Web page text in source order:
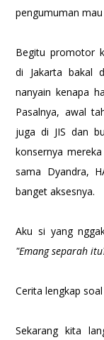
pengumuman
Begitu promotor
di Jakarta bakal
nanyain kenapa
Pasalnya, awal
juga di JIS dan
konsernya
sama Dyandra,
banget aksesnya.
Aku si yang
"Emang separah
Cerita lengkap
Sekarang kita